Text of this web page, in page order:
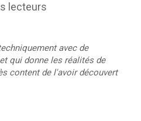
lecteurs
avec de
qui donne les réalités de
content de l'avoir découvert